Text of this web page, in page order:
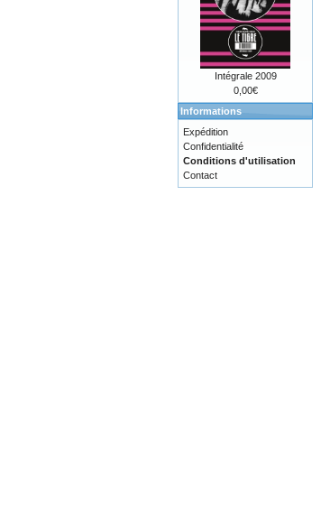
Intégrale 2009
0,00€
Informations
Expédition
Confidentialité
Conditions d'utilisation
Contact